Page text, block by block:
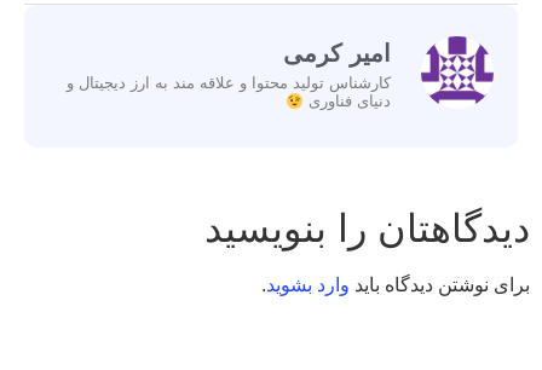
امیر کرمی
کارشناس تولید محتوا و علاقه مند به ارز دیجیتال و
دنیای فناوری
دیدگاهتان را بنویسید
برای نوشتن دیدگاه باید وارد بشوید.